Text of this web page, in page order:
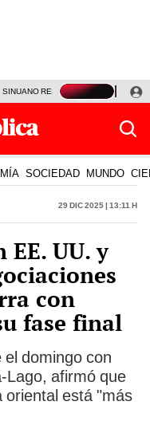
SINUANO RESULTADOS HOY
SOCIEDAD MUNDO
29 Dic 2025 | 13:11 h
UU. y
con
fase final
domingo con
Lago, afirmó que
oriental está "más